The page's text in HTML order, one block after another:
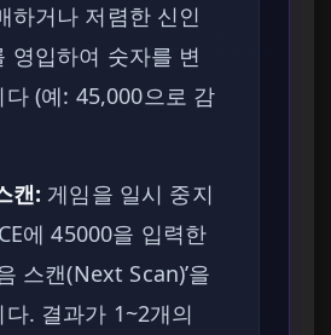
하거나 저렴한 신인
영입하여 숫자를 변
다 (예: 45,000으로 감
캔: 게임을 일시 중지
에 45000을 입력한
스캔(Next Scan)’을
다. 결과가 1~2개의